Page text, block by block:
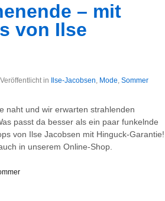
– mit
von Ilse
Veröffentlicht in Ilse-Jacobsen, Mode, Sommer
naht und wir erwarten strahlenden
passt da besser als ein paar funkelnde
von Ilse Jacobsen mit Hinguck-Garantie!
in unserem Online-Shop.